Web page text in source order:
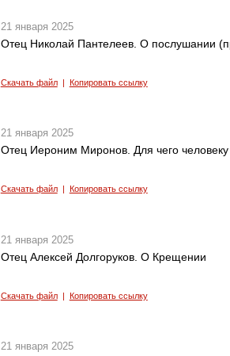
21 января 2025
Отец Николай Пантелеев. О послушании
Скачать файл| Копировать ссылку
21 января 2025
Отец Иероним Миронов. Для чего
Скачать файл| Копировать ссылку
21 января 2025
Отец Алексей Долгоруков. О Крещении
Скачать файл| Копировать ссылку
21 января 2025